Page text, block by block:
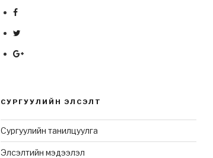
СУРГУУЛИЙН ЭЛСЭЛТ
Сургуулийн танилцуулга
Элсэлтийн мэдээлэл